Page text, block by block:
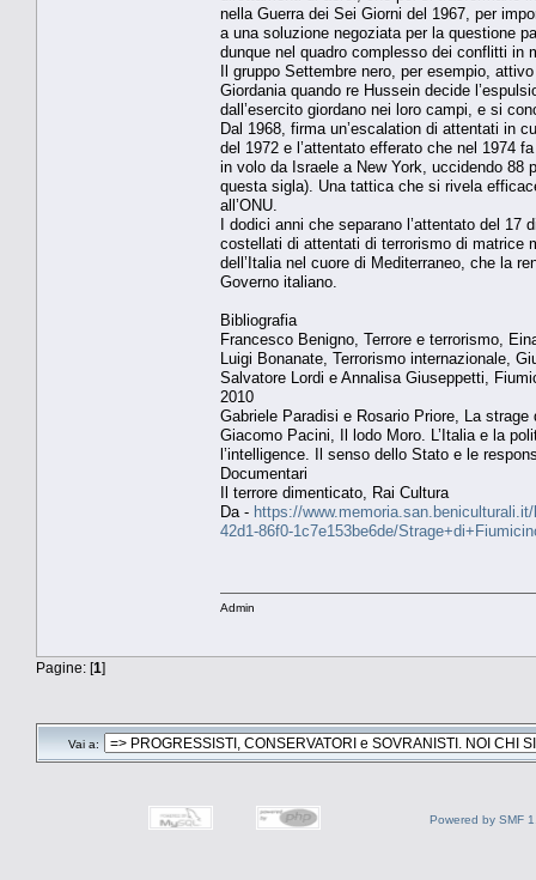
nella Guerra dei Sei Giorni del 1967, per
a una soluzione negoziata per la questione
dunque nel quadro complesso dei conflitti in
Il gruppo Settembre nero, per esempio,
Giordania quando re Hussein decide
dall’esercito giordano nei loro campi, e si
Dal 1968, firma un’escalation di attentati in
del 1972 e l’attentato efferato che nel 1974
in volo da Israele a New York, uccidendo 88
questa sigla). Una tattica che si rivela
all’ONU.
I dodici anni che separano l’attentato del 17
costellati di attentati di terrorismo di matrice
dell’Italia nel cuore di Mediterraneo, che la
Governo italiano.
Bibliografia
Francesco Benigno, Terrore e terrorismo,
Luigi Bonanate, Terrorismo internazionale,
Salvatore Lordi e Annalisa Giuseppetti,
2010
Gabriele Paradisi e Rosario Priore, La
Giacomo Pacini, Il lodo Moro. L’Italia e la
l’intelligence. Il senso dello Stato e le
Documentari
Il terrore dimenticato, Rai Cultura
Da - https://
42d1-86f0-1c7e153be6de/
Admin
Pagine: [1]
Vai a:
Powered by SMF